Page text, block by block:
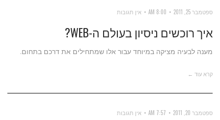
ספטמבר 25, 2011 8:00 AM אין תגובות
איך רוכשים ניסיון בעולם ה-WEB?
מענה לבעיה מציקה במיוחד עבור אלו שמתחילים את דרכם בתחום.
קרא עוד ←
ספטמבר 20, 2011 7:57 AM אין תגובות